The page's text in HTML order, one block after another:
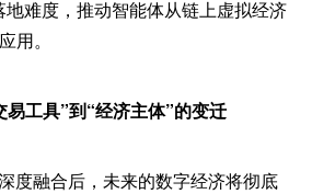
难度，推动智能体从链上虚拟经济
用。
工具”到“经济主体”的变迁
度融合后，未来的数字经济将彻底